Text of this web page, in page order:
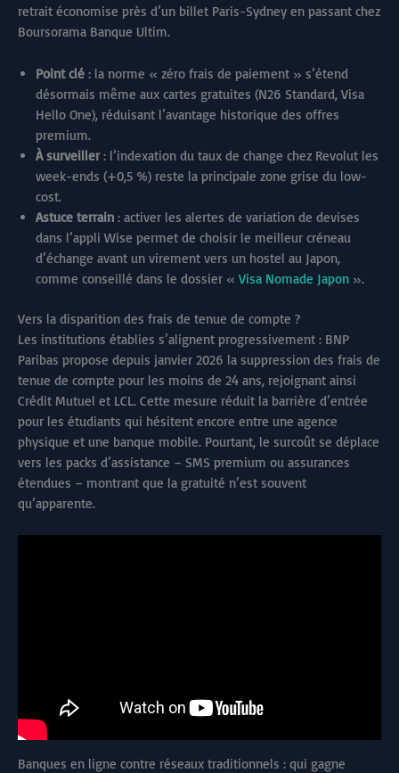
retrait économise près d’un billet Paris-Sydney en passant chez
Boursorama Banque Ultim.
Point clé : la norme « zéro frais de paiement » s’étend
désormais même aux cartes gratuites (N26 Standard, Visa
Hello One), réduisant l’avantage historique des offres
premium.
À surveiller: l’indexation du taux de change chez Revolut les
week-ends (+0,5 %) reste la principale zone grise du low-
cost.
Astuce terrain : activer les alertes de variation de devises
dans l’appli Wise permet de choisir le meilleur créneau
d’échange avant un virement vers un hostel au Japon,
comme conseillé dans le dossier « Visa Nomade Japon ».
Vers la disparition des frais de tenue de compte ?
Les institutions établies s’alignent progressivement : BNP
Paribas propose depuis janvier 2026 la suppression des frais de
tenue de compte pour les moins de 24 ans, rejoignant ainsi
Crédit Mutuel et LCL. Cette mesure réduit la barrière d’entrée
pour les étudiants qui hésitent encore entre une agence
physique et une banque mobile. Pourtant, le surcoût se déplace
vers les packs d’assistance – SMS premium ou assurances
étendues – montrant que la gratuité n’est souvent
qu’apparente.
Banques en ligne contre réseaux traditionnels : qui gagne